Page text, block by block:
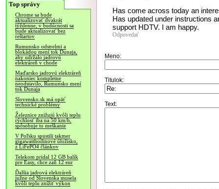
Top správy
Chrome sa bude
aktualizovať dvakrát
týždenne, v budúcnosti sa
bude aktualizovať bez
reštartov
Rumunsko odstrelmi a
blokádou mení tok Dunaja,
aby udržalo jadrovú
elektráreň v chode
Maďarsko jadrovú elektráreň
nakoniec kompletne
neodstavilo, Rumunsko mení
tok Dunaja
Slovensko.sk má opäť
technické problémy
Železnice znižujú kvôli teplu
rýchlosť iba na 50 km/h,
spôsobuje to meškanie
V Poľsku spustili takmer
gigawatthodinové úložisko,
z LiFePO4 článkov
Telekom pridal 12 GB balík
pre Easy, chce zaň 12 eur
Ďalšia jadrová elektráreň
južne od Slovenska musela
kvôli teplu znížiť výkon
Has come across today an
Has updated under instructions
support HDTV. I am happy.
Odpovedať
Meno:
Titulok:
Text: